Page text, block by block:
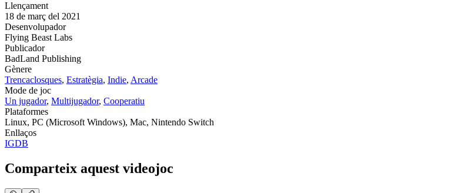
Llençament
18 de març del 2021
Desenvolupador
Flying Beast Labs
Publicador
BadLand Publishing
Gènere
Trencaclosques, Estratègia, Indie, Arcade
Mode de joc
Un jugador, Multijugador, Cooperatiu
Plataformes
Linux, PC (Microsoft Windows), Mac, Nintendo Switch
Enllaços
IGDB
Comparteix aquest videojoc